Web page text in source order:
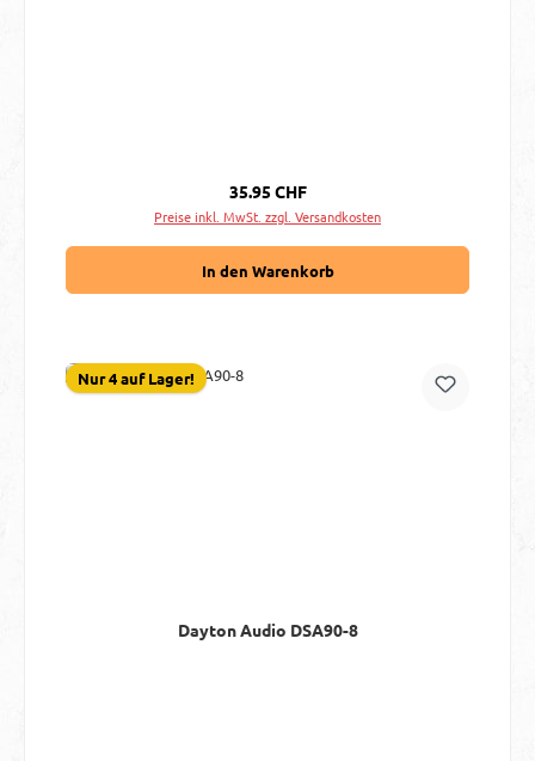
Regulärer Preis:
35.95 CHF
Preise inkl. MwSt. zzgl. Versandkosten
In den Warenkorb
Nur 4 auf Lager!
Dayton Audio DSA90-8